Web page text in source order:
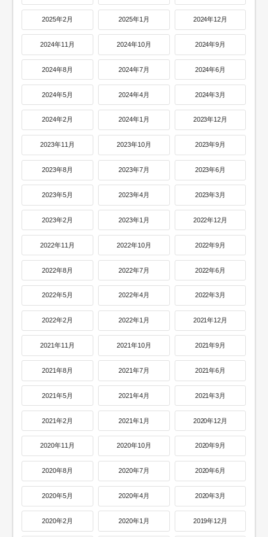
2025年2月 2025年1月 2024年12月
2024年11月 2024年10月 2024年9月
2024年8月 2024年7月 2024年6月
2024年5月 2024年4月 2024年3月
2024年2月 2024年1月 2023年12月
2023年11月 2023年10月 2023年9月
2023年8月 2023年7月 2023年6月
2023年5月 2023年4月 2023年3月
2023年2月 2023年1月 2022年12月
2022年11月 2022年10月 2022年9月
2022年8月 2022年7月 2022年6月
2022年5月 2022年4月 2022年3月
2022年2月 2022年1月 2021年12月
2021年11月 2021年10月 2021年9月
2021年8月 2021年7月 2021年6月
2021年5月 2021年4月 2021年3月
2021年2月 2021年1月 2020年12月
2020年11月 2020年10月 2020年9月
2020年8月 2020年7月 2020年6月
2020年5月 2020年4月 2020年3月
2020年2月 2020年1月 2019年12月